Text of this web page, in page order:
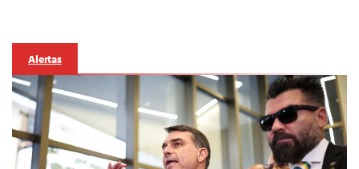
Alertas